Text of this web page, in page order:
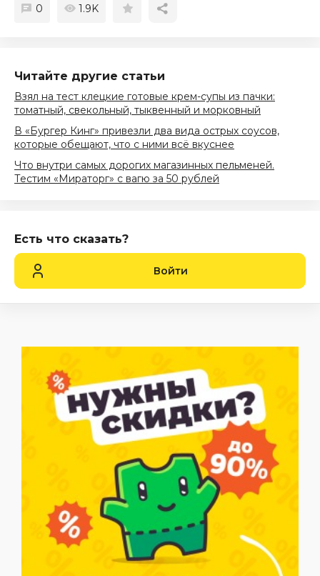
0 1.9K
Читайте другие статьи
Взял на тест клецкие готовые крем-супы из пачки:
томатный, свекольный, тыквенный и морковный
В «Бургер Кинг» привезли два вида острых соусов,
которые обещают, что с ними всё вкуснее
Что внутри самых дорогих магазинных пельменей.
Тестим «Мираторг» с вагю за 50 рублей
Есть что сказать?
Войти